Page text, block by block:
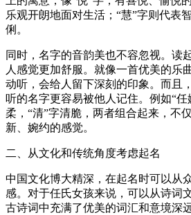
乐观开朗地面对生活；“慧”字则代表
俐。
同时，名字的音韵美也不容忽视。读
人感觉更加舒服。就像一首优美的乐
动听，会给人留下深刻的印象。而且
听的名字更容易被他人记住。例如“任
柔，“清”字清脆，两者组合起来，不
新、婉约的感觉。
二、从文化和传统角度考虑起名
中国文化博大精深，在起名时可以从
感。对于任氏女孩来说，可以从诗词
古诗词中充满了优美的词汇和意境深